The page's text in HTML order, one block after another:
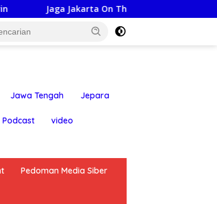
Jakarta On The Spot: Kapolsek Bekasi Barat
Jawa Tengah Jepara
Podcast video
Pedoman Media Siber